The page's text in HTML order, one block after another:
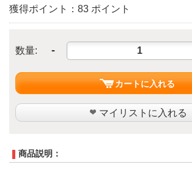
獲得ポイント：83 ポイント
数量: -
カートに入れる
マイリストに入れる
商品説明：